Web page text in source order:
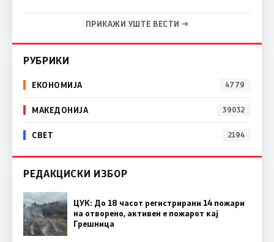
ПРИКАЖИ УШТЕ ВЕСТИ →
РУБРИКИ
ЕКОНОМИЈА 4779
МАКЕДОНИЈА 39032
СВЕТ 2194
РЕДАКЦИСКИ ИЗБОР
ЦУК: До 18 часот регистрирани 14 пожари
на отворено, активен е пожарот кај
Грешница